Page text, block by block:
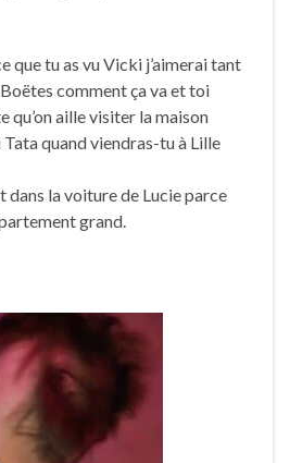
que tu as vu Vicki j’aimerai tant
comment ça va et toi
qu’on aille visiter la maison
Tata quand viendras-tu à Lille
dans la voiture de Lucie parce
grand.